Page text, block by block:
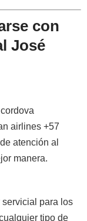
con
José
airlines +57
atención al
manera.
servicial para los
tipo de